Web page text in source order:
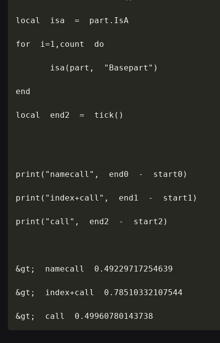
local  isa  =  part.IsA
for  i=1,count  do
       isa(part,  "Basepart")
end
local  end2  =  tick()
print("namecall",  end0  -  start0)
print("index+call",  end1  -  start1)
print("call",  end2  -  start2)
&gt;  namecall  0.49229717254639
&gt;  index+call  0.78510332107544